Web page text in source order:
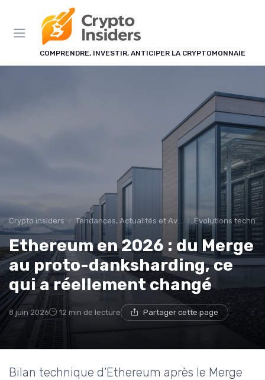
COMPRENDRE, INVESTIR, ANTICIPER LA CRYPTOMONNAIE
Crypto insiders Tendances, Actualités et Avenir Évolutions
Ethereum en 2026 : du Merge
au proto-danksharding, ce
qui a réellement changé
8 juin 2026 12 min de lecture Partager cette page
Bilan technique d’Ethereum après le Merge
Panneau de gestion des cookies